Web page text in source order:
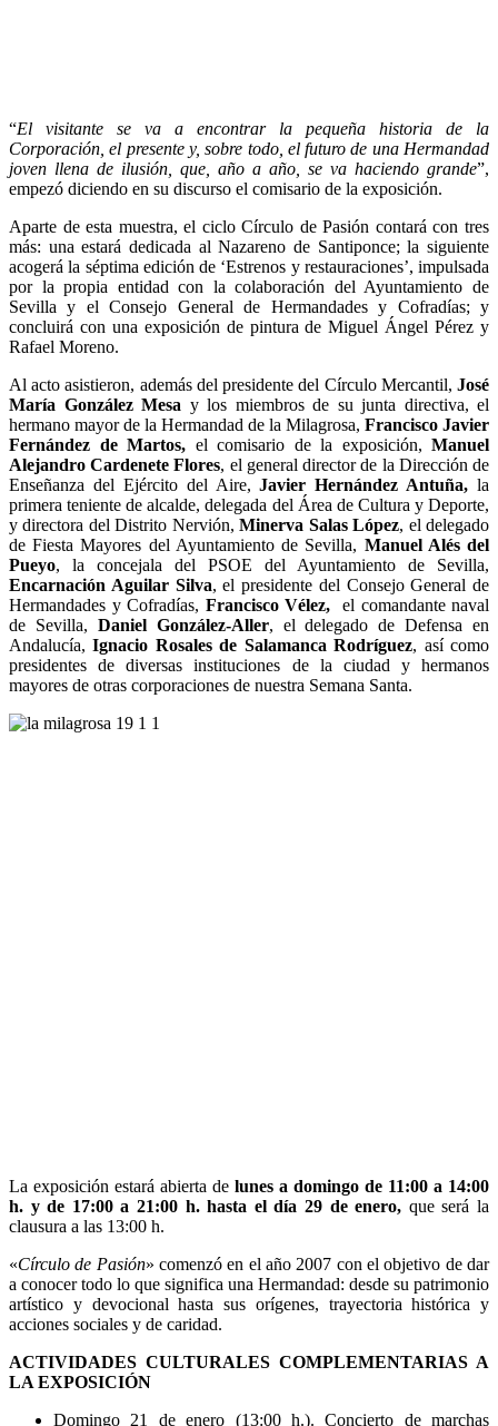
“El visitante se va a encontrar la pequeña historia de la
Corporación, el presente y, sobre todo, el futuro de una Hermandad
joven llena de ilusión, que, año a año, se va haciendo grande”,
empezó diciendo en su discurso el comisario de la exposición.
Aparte de esta muestra, el ciclo Círculo de Pasión contará con tres
más: una estará dedicada al Nazareno de Santiponce; la siguiente
acogerá la séptima edición de ‘Estrenos y restauraciones’, impulsada
por la propia entidad con la colaboración del Ayuntamiento de
Sevilla y el Consejo General de Hermandades y Cofradías; y
concluirá con una exposición de pintura de Miguel Ángel Pérez y
Rafael Moreno.
Al acto asistieron, además del presidente del Círculo Mercantil, José
María González Mesa y los miembros de su junta directiva, el
hermano mayor de la Hermandad de la Milagrosa, Francisco Javier
Fernández de Martos, el comisario de la exposición, Manuel
Alejandro Cardenete Flores, el general director de la Dirección de
Enseñanza del Ejército del Aire,Javier Hernández Antuña, la
primera teniente de alcalde, delegada del Área de Cultura y Deporte,
y directora del Distrito Nervión,Minerva Salas López, el delegado
de Fiesta Mayores del Ayuntamiento de Sevilla, Manuel Alés del
Pueyo, la concejala del PSOE del Ayuntamiento de Sevilla,
Encarnación Aguilar Silva, el presidente del Consejo General de
Hermandades y Cofradías, Francisco Vélez, el comandante naval
de Sevilla, Daniel González-Aller, el delegado de Defensa en
Andalucía,Ignacio Rosales de Salamanca Rodríguez, así como
presidentes de diversas instituciones de la ciudad y hermanos
mayores de otras corporaciones de nuestra Semana Santa.
La exposición estará abierta de lunes a domingo de 11:00 a 14:00
h. y de 17:00 a 21:00 h. hasta el día 29 de enero, que será la
clausura a las 13:00 h.
«Círculo de Pasión» comenzó en el año 2007 con el objetivo de dar
a conocer todo lo que significa una Hermandad: desde su patrimonio
artístico y devocional hasta sus orígenes, trayectoria histórica y
acciones sociales y de caridad.
ACTIVIDADES CULTURALES COMPLEMENTARIAS A
LA EXPOSICIÓN
Domingo 21 de enero (13:00 h.). Concierto de marchas